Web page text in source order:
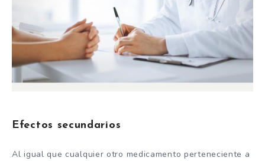
Efectos secundarios
Al igual que cualquier otro medicamento perteneciente a